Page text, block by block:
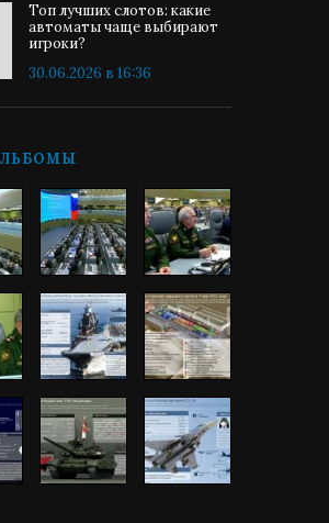
Топ лучших слотов: какие
автоматы чаще выбирают
игроки?
30.06.2026 в 16:36